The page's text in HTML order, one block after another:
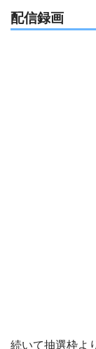
配信録画
続いて抽選枠よ